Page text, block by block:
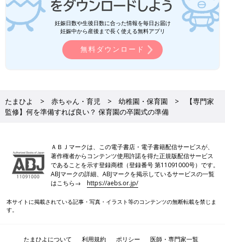
妊娠日数や生後日数に合った情報を毎日お届け
妊娠中から産後まで長く使える無料アプリ
無料ダウンロード
たまひよ 赤ちゃん・育児 幼稚園・保育園
【専門家
監修】何を準備すれば良い？ 保育園の卒園式の準備
ＡＢＪマークは、この電子書店・電子書籍配信サービスが、
著作権者からコンテンツ使用許諾を得た正規版配信サービス
であることを示す登録商標（登録番号 第11091000号）です。
ABJマークの詳細、ABJマークを掲示しているサービスの一覧
はこちら→https://aebs.or.jp/
本サイトに掲載されている記事・写真・イラスト等のコンテンツの無断転載を禁じま
す。
たまひよについて 利用規約 ポリシー 医師・専門家一覧